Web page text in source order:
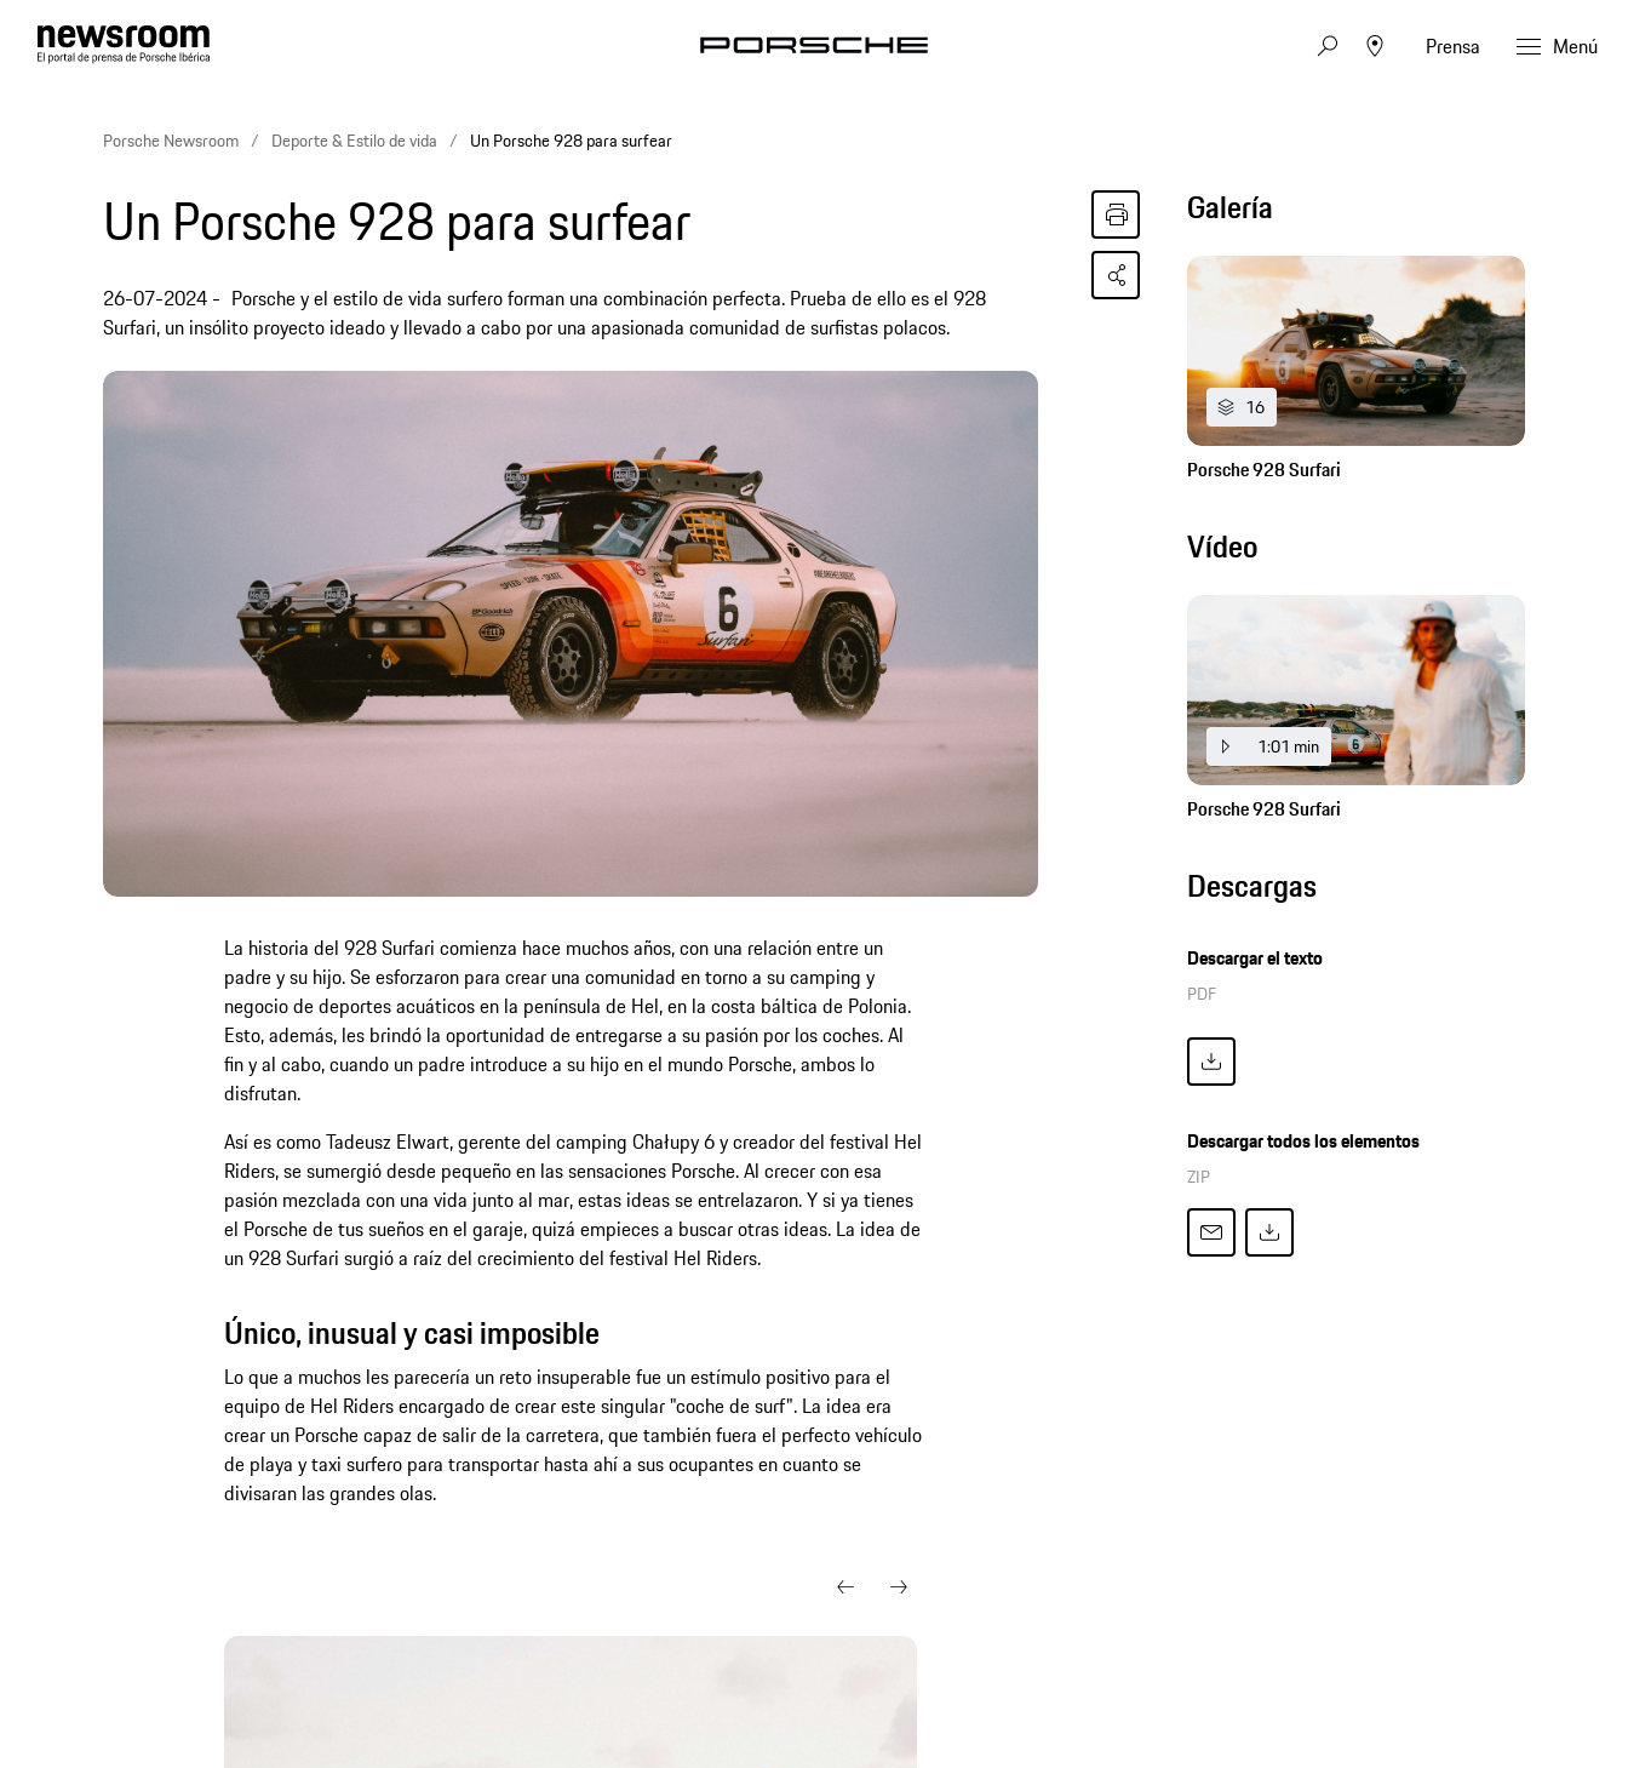
Prensa Menú
Porsche Newsroom Deporte & Estilo de vida Un Porsche 928 para surfear
Un Porsche 928 para surfear
26-07-2024
Porsche y el estilo de vida surfero forman una combinación perfecta. Prueba de ello es el 928
Surfari, un insólito proyecto ideado y llevado a cabo por una apasionada comunidad de surfistas polacos.
La historia del 928 Surfari comienza hace muchos años, con una relación entre un
padre y su hijo. Se esforzaron para crear una comunidad en torno a su camping y
negocio de deportes acuáticos en la península de Hel, en la costa báltica de Polonia.
Esto, además, les brindó la oportunidad de entregarse a su pasión por los coches. Al
fin y al cabo, cuando un padre introduce a su hijo en el mundo Porsche, ambos lo
disfrutan.
Así es como Tadeusz Elwart, gerente del camping Chałupy 6 y creador del festival Hel
Riders, se sumergió desde pequeño en las sensaciones Porsche. Al crecer con esa
pasión mezclada con una vida junto al mar, estas ideas se entrelazaron. Y si ya tienes
el Porsche de tus sueños en el garaje, quizá empieces a buscar otras ideas. La idea de
un 928 Surfari surgió a raíz del crecimiento del festival Hel Riders.
Único, inusual y casi imposible
Lo que a muchos les parecería un reto insuperable fue un estímulo positivo para el
equipo de Hel Riders encargado de crear este singular "coche de surf". La idea era
crear un Porsche capaz de salir de la carretera, que también fuera el perfecto vehículo
de playa y taxi surfero para transportar hasta ahí a sus ocupantes en cuanto se
divisaran las grandes olas.
Galería
16
Porsche 928 Surfari
Vídeo
1:01 min
Porsche 928 Surfari
Descargas
Descargar el texto
PDF
Descargar todos los elementos
ZIP